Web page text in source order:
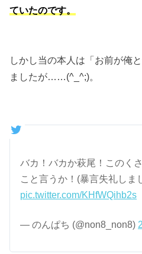
ていたのです。
しかし当の本人は「お前が俺
ましたが……(^_^;)。
バカ！バカか萩尾！このく
こと言うか！(暴言失礼しま
pic.twitter.com/KHfWQihb2s
— のんぱち (@non8_non8)